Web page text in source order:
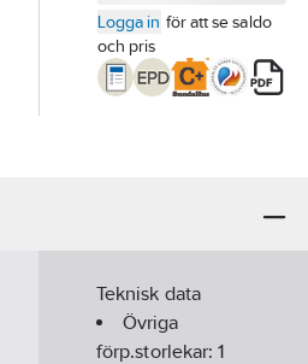
Logga in för att se saldo
och pris
Teknisk data
Övriga
förp.storlekar:1